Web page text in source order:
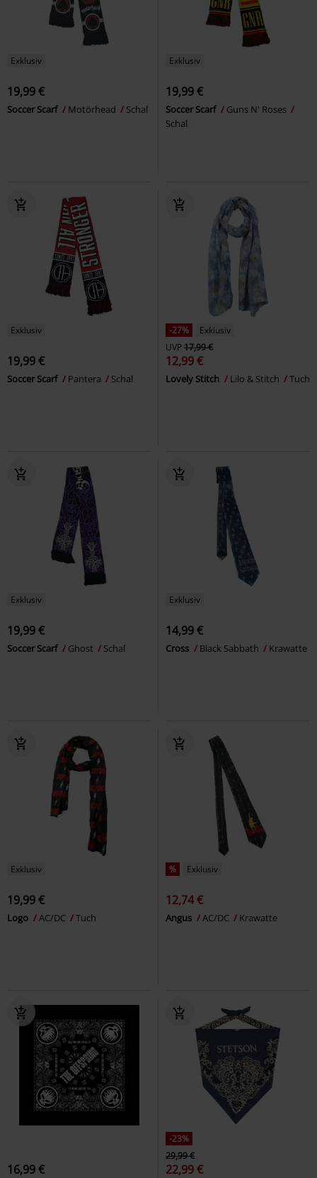
Exklusiv
19,99 €
Soccer Scarf Motörhead Schal
Exklusiv
19,99 €
Soccer Scarf
Guns N' Roses
Schal
Exklusiv
19,99 €
Soccer Scarf Pantera Schal
-27%
Exklusiv
UVP17,99 €
12,99 €
Lovely Stitch Lilo & Stitch Tuch
Exklusiv
19,99 €
Soccer Scarf Ghost Schal
Exklusiv
14,99 €
Cross Black Sabbath Krawatte
Exklusiv
19,99 €
Logo AC/DC Tuch
% Exklusiv
12,74 €
Angus AC/DC Krawatte
16,99 €
-23%
29,99 €
22,99 €